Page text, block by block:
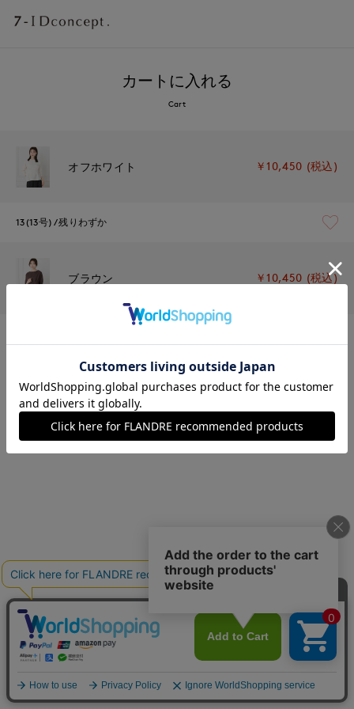
カートに入れる
Cart
オフホワイト ￥10,450 (税込)
13(13号) 残りわずか
ブラウン ￥10,450 (税込)